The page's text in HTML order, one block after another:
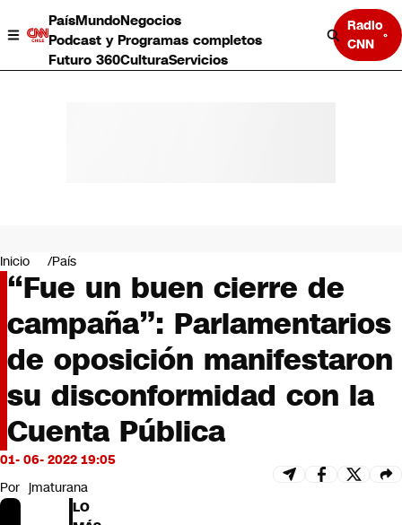
PaísMundoNegocios
Podcast y Programas completos
Futuro 360CulturaServicios
Radio
CNN
Negocios
Deportes
Programas completos
Cultura
Servicios
Bits
CNN Data
CNN tiempo
Futuro 360
Opinión
Inicio País
“Fue un buen cierre de
campaña”: Parlamentarios
de oposición manifestaron
su disconformidad con la
Cuenta Pública
01- 06- 2022 19:05
Por jmaturana
LO